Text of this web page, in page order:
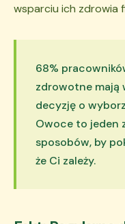
wsparciu ich zdrowia
68%
zdrowotne mają
decyzję o
Owoce to jeden
sposobów, by
że Ci zależy.